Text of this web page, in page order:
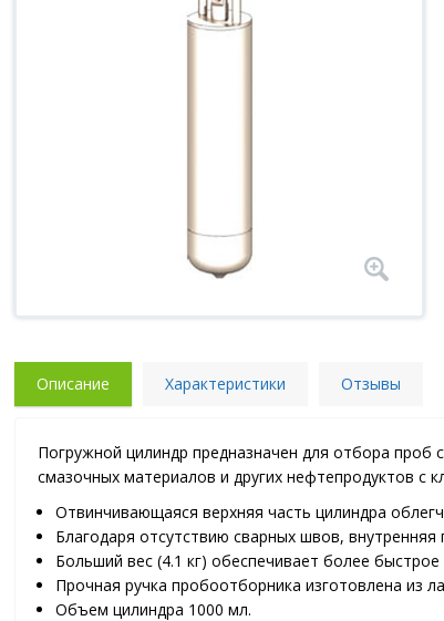
Описание Характеристики Отзывы
Погружной цилиндр предназначен для отбора
смазочных материалов и других нефтепродуктов с
Отвинчивающаяся верхняя часть цилиндра
Благодаря отсутствию сварных швов,
Больший вес (4.1 кг) обеспечивает более
Прочная ручка пробоотборника изготовлена из
Объем цилиндра 1000 мл.